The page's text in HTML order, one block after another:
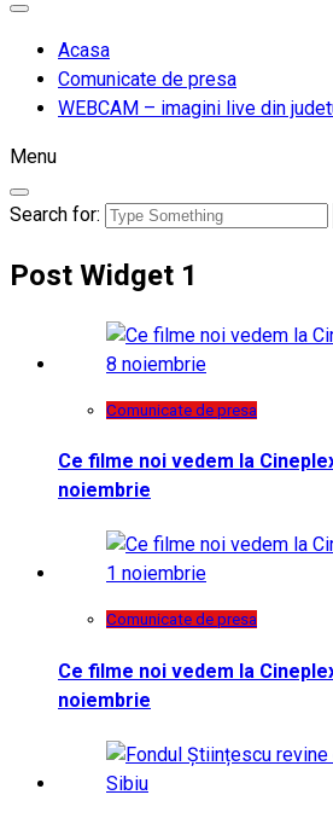
Acasa
Comunicate de presa
WEBCAM – imagini live din
Menu
Search for:
Post Widget 1
Comunicate de presa
Ce filme noi vedem la
noiembrie
Comunicate de presa
Ce filme noi vedem la
noiembrie